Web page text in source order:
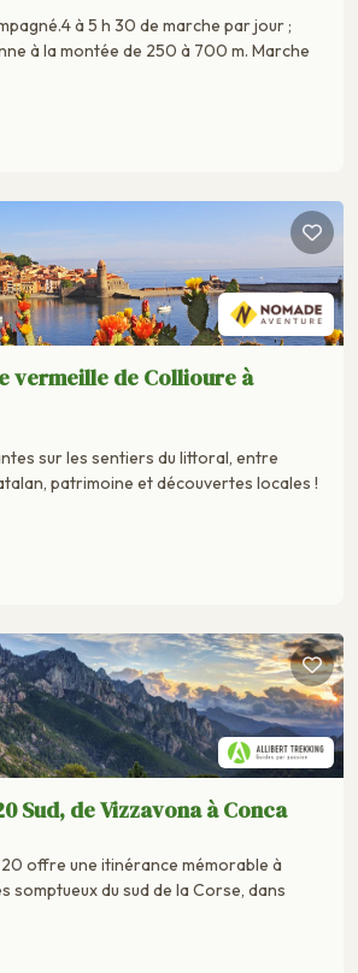
à 5 h 30 de marche par jour ;
à la montée de 250 à 700 m. Marche
vermeille de Collioure à
sur les sentiers du littoral, entre
patrimoine et découvertes locales !
Sud, de Vizzavona à Conca
20 offre une itinérance mémorable à
somptueux du sud de la Corse, dans